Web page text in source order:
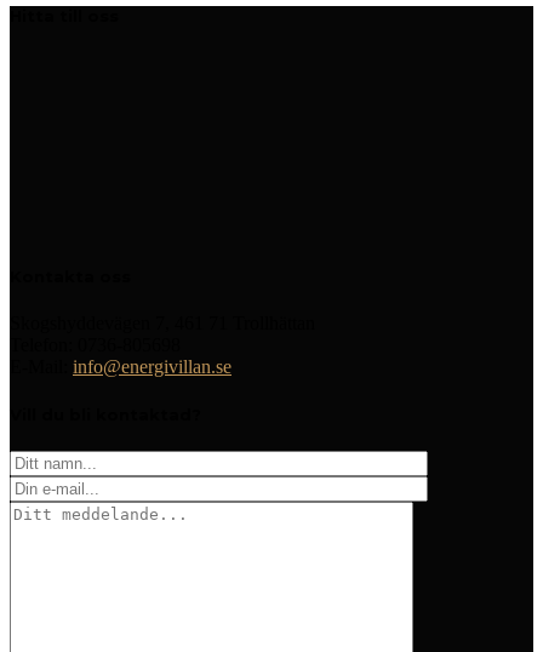
info@energivillan.se